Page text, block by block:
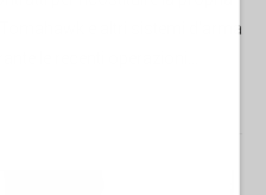
e altri sistemi d'arma
le recenti operazioni...